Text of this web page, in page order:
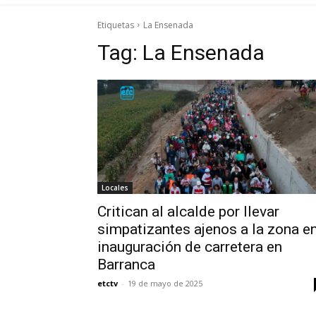
Etiquetas La Ensenada
Tag: La Ensenada
Locales
Critican al alcalde por llevar
simpatizantes ajenos a la zona
inauguración de carretera en
Barranca
etctv - 19 de mayo de 2025